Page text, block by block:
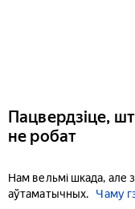
Пацвердзіце,
не робат
Нам вельмі шкада, але
аўтаматычных.
Чаму